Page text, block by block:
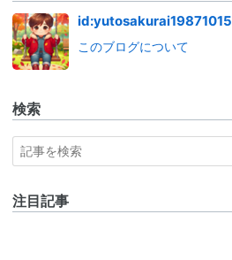
id:yutosakurai19871015
このブログについて
検索
注目記事